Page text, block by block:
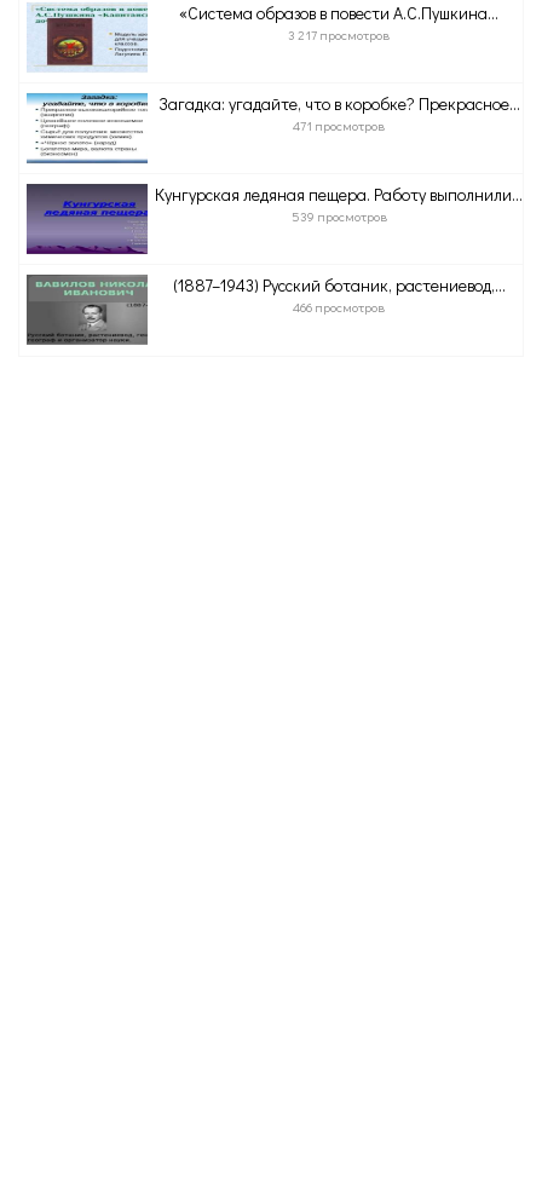
«Система образов в повести А.С.Пушкина...
3 217 просмотров
Загадка: угадайте, что в коробке? Прекрасное...
471 просмотров
Кунгурская ледяная пещера. Работу выполнили...
539 просмотров
(1887–1943) Русский ботаник, растениевод,...
466 просмотров